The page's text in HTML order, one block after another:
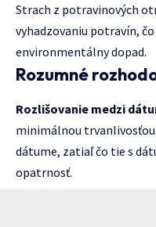
Strach z potravinových
vyhadzovaniu potravín,
environmentálny dopad.
Rozumné
Rozlišovanie medzi
minimálnou trvanlivosťou
dátume, zatiaľ čo tie s
opatrnosť.